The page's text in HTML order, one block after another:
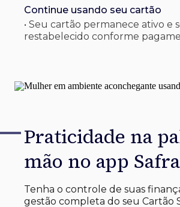
Continue usando seu cartão
• Seu cartão permanece ativo e
restabelecido conforme
Praticidade na
mão no app Safra
Tenha o controle de suas
gestão completa do seu Cartão